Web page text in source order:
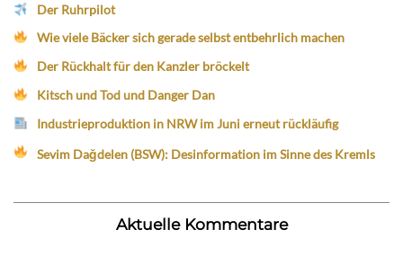
Der Ruhrpilot
Wie viele Bäcker sich gerade selbst entbehrlich machen
Der Rückhalt für den Kanzler bröckelt
Kitsch und Tod und Danger Dan
Industrieproduktion in NRW im Juni erneut rückläufig
Sevim Dağdelen (BSW): Desinformation im Sinne des Kremls
Aktuelle Kommentare